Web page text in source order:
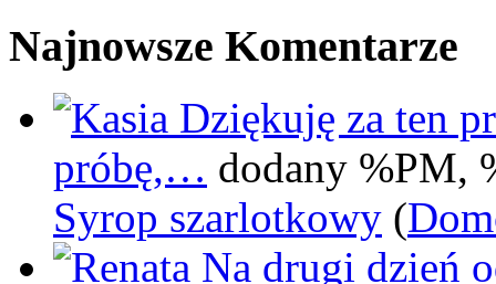
Najnowsze Komentarze
Dziękuję za ten
próbę,… dodany %PM,
Syrop szarlotkowy (
Na drugi dzień